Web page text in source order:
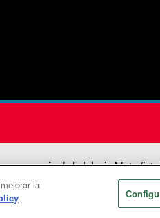
agencia de la Iglesia
Reservados todos los
la